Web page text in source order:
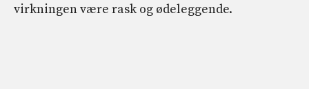
virkningen være rask og ødeleggende.